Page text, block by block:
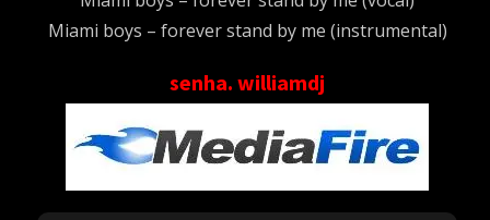
Miami boys – forever stand by me (instrumental)
senha. williamdj